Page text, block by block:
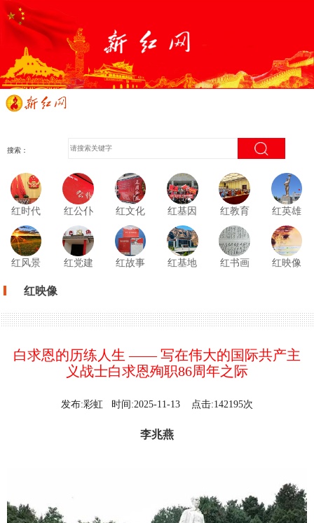
搜索：
红时代 红公仆 红文化 红基因 红教育 红英雄
红风景 红党建 红故事 红基地 红书画 红映像
红映像
白求恩的历练人生 —— 写在伟大的国际共产主
义战士白求恩殉职86周年之际
发布:彩虹 时间:2025-11-13 点击:142195次
李兆燕